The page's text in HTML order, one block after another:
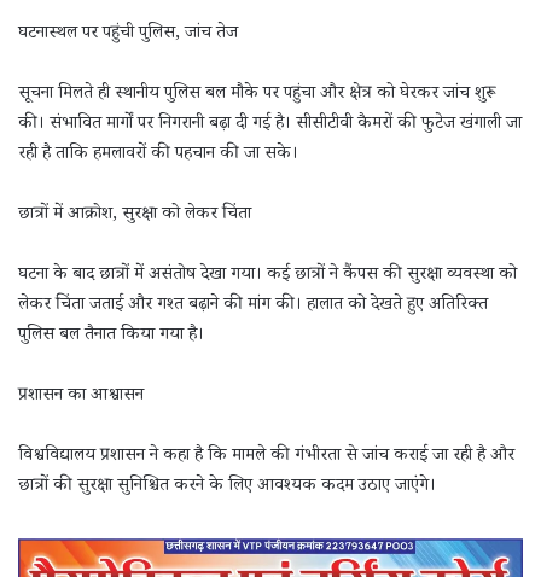
घटनास्थल पर पहुंची पुलिस, जांच तेज
सूचना मिलते ही स्थानीय पुलिस बल मौके पर पहुंचा और क्षेत्र को घेरकर जांच शुरू
की। संभावित मार्गों पर निगरानी बढ़ा दी गई है। सीसीटीवी कैमरों की फुटेज खंगाली जा
रही है ताकि हमलावरों की पहचान की जा सके।
छात्रों में आक्रोश, सुरक्षा को लेकर चिंता
घटना के बाद छात्रों में असंतोष देखा गया। कई छात्रों ने कैंपस की सुरक्षा व्यवस्था को
लेकर चिंता जताई और गश्त बढ़ाने की मांग की। हालात को देखते हुए अतिरिक्त
पुलिस बल तैनात किया गया है।
प्रशासन का आश्वासन
विश्वविद्यालय प्रशासन ने कहा है कि मामले की गंभीरता से जांच कराई जा रही है और
छात्रों की सुरक्षा सुनिश्चित करने के लिए आवश्यक कदम उठाए जाएंगे।